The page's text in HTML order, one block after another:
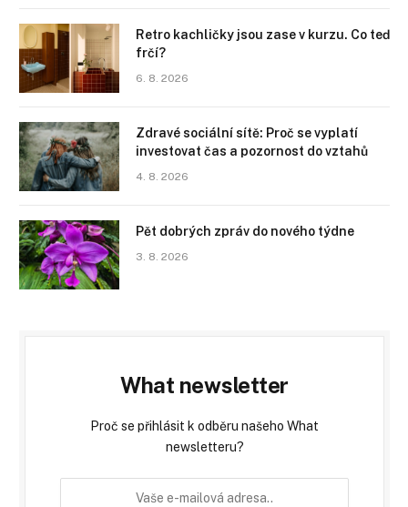
Retro kachličky jsou zase v kurzu. Co teď
frčí?
6. 8. 2026
Zdravé sociální sítě: Proč se vyplatí
investovat čas a pozornost do vztahů
4. 8. 2026
Pět dobrých zpráv do nového týdne
3. 8. 2026
What newsletter
Proč se přihlásit k odběru našeho What
newsletteru?